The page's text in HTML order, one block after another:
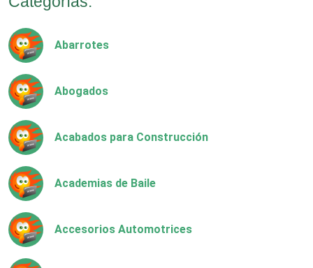
Abarrotes
Abogados
Acabados para Construcción
Academias de Baile
Accesorios Automotrices